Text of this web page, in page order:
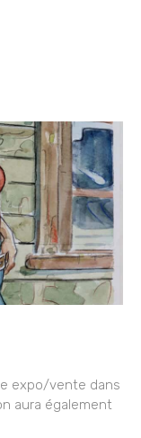
expo/vente dans
aura également